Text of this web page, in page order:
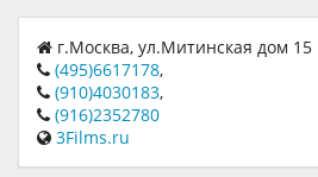
г.Москва, ул.Митинская дом 15
(495)6617178,
(910)4030183,
(916)2352780
3Films.ru